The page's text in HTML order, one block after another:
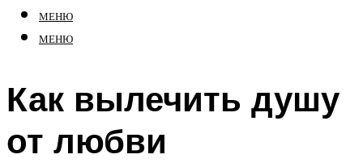
МЕНЮ
МЕНЮ
Как вылечить душу
от любви